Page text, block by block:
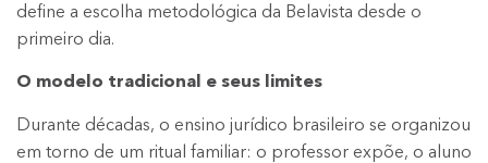
define a escolha metodológica da Belavista desde o
primeiro dia.
O modelo tradicional e seus limites
Durante décadas, o ensino jurídico brasileiro se organizou
em torno de um ritual familiar: o professor expõe, o aluno